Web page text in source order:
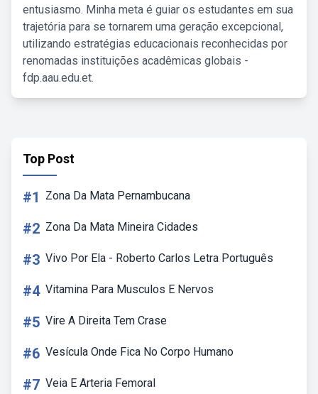
entusiasmo. Minha meta é guiar os estudantes em sua
trajetória para se tornarem uma geração excepcional,
utilizando estratégias educacionais reconhecidas por
renomadas instituições acadêmicas globais -
fdp.aau.edu.et.
Top Post
#1 Zona Da Mata Pernambucana
#2 Zona Da Mata Mineira Cidades
#3 Vivo Por Ela - Roberto Carlos Letra Português
#4 Vitamina Para Musculos E Nervos
#5 Vire A Direita Tem Crase
#6 Vesícula Onde Fica No Corpo Humano
#7 Veia E Arteria Femoral